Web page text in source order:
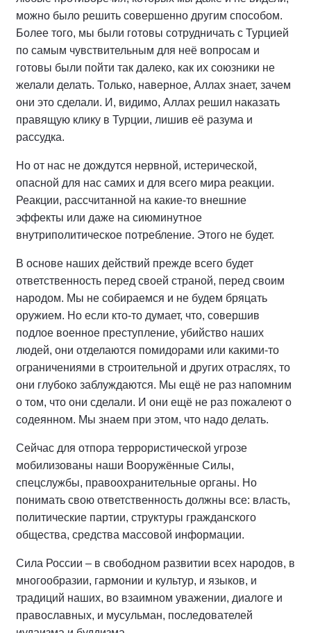
можно было решить совершенно другим способом.
Более того, мы были готовы сотрудничать с Турцией
по самым чувствительным для неё вопросам и
готовы были пойти так далеко, как их союзники не
желали делать. Только, наверное, Аллах знает, зачем
они это сделали. И, видимо, Аллах решил наказать
правящую клику в Турции, лишив её разума и
рассудка.
Но от нас не дождутся нервной, истерической,
опасной для нас самих и для всего мира реакции.
Реакции, рассчитанной на какие‑то внешние
эффекты или даже на сиюминутное
внутриполитическое потребление. Этого не будет.
В основе наших действий прежде всего будет
ответственность перед своей страной, перед своим
народом. Мы не собираемся и не будем бряцать
оружием. Но если кто‑то думает, что, совершив
подлое военное преступление, убийство наших
людей, они отделаются помидорами или какими‑то
ограничениями в строительной и других отраслях, то
они глубоко заблуждаются. Мы ещё не раз напомним
о том, что они сделали. И они ещё не раз пожалеют о
содеянном. Мы знаем при этом, что надо делать.
Сейчас для отпора террористической угрозе
мобилизованы наши Вооружённые Силы,
спецслужбы, правоохранительные органы. Но
понимать свою ответственность должны все: власть,
политические партии, структуры гражданского
общества, средства массовой информации.
Сила России – в свободном развитии всех народов, в
многообразии, гармонии и культур, и языков, и
традиций наших, во взаимном уважении, диалоге и
православных, и мусульман, последователей